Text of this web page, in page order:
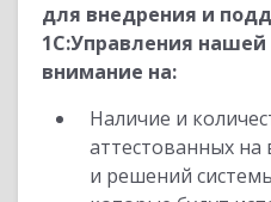
для внедрения и
1С:Управления
внимание на:
Наличие и
аттестованных на
и решений